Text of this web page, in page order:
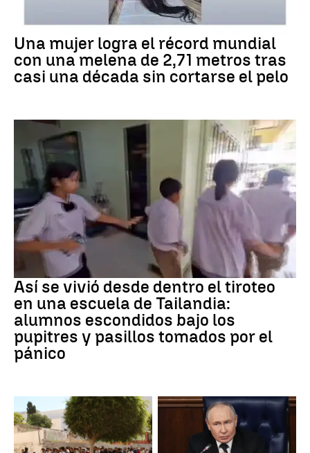
RÉCORD GUINNESS
Una mujer logra el récord mundial
con una melena de 2,71 metros tras
casi una década sin cortarse el pelo
Así se vivió desde dentro el tiroteo
en una escuela de Tailandia:
alumnos escondidos bajo los
pupitres y pasillos tomados por el
pánico